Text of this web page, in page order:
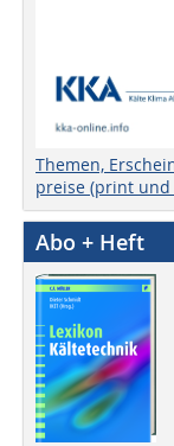
Themen,
preise (print und
Abo + Heft